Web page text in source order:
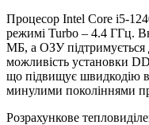
Процесор Intel Core i5-
режимі Turbo – 4.4 ГГц.
МБ, а ОЗУ підтримується
можливість установки
що підвищує швидкодію
минулими поколіннями
Розрахункове